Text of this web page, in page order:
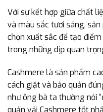
Với sự kết hợp giữa chất
và màu sắc tươi sáng,
chọn xuất sắc để tạo
trong những dịp quan
Cashmere là sản phẩm
cách giặt và bảo quản
như ông bà ta thường nói
quản vải Cashmere tốt